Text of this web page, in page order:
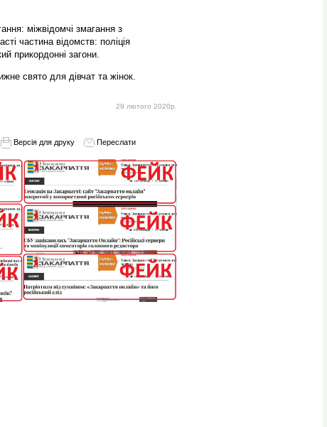
міжвідомчі змагання з
частина відомств: поліція
прикордонні загони.
свято для дівчат та жінок.
29 лютого 2020р.
Версія для друку Переслати